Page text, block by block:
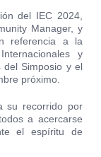
del IEC 2024,
Manager, y
referencia a la
y
del Simposio y el
próximo.
su recorrido por
a acercarse
el espíritu de